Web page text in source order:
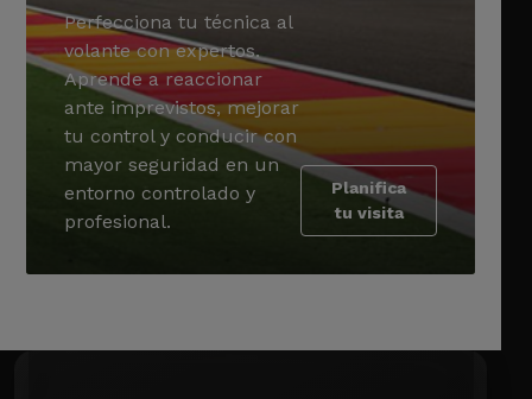
Perfecciona tu técnica al
volante con expertos.
Aprende a reaccionar
ante imprevistos, mejorar
tu control y conducir con
mayor seguridad en un
entorno controlado y
profesional.
Planifica
tu visita